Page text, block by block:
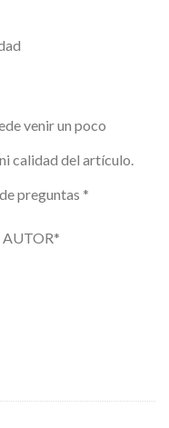
venir un poco
calidad del artículo.
preguntas *
AUTOR*